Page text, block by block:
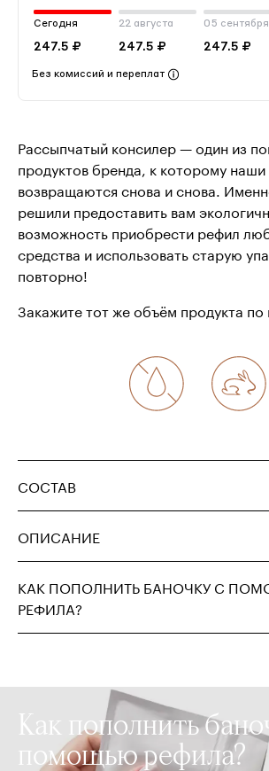
Сегодня
247.5 ₽
22 августа
247.5 ₽
05 сентября
247.5 ₽
Без комиссий и переплат
Рассыпчатый консилер — один из
продуктов бренда, к которому наши
возвращаются снова и снова.
решили предоставить вам
возможность приобрести рефил
средства и использовать старую
повторно!
Закажите тот же объём продукта
СОСТАВ
ОПИСАНИЕ
КАК ПОПОЛНИТЬ БАНОЧКУ С
РЕФИЛА?
Как пополнить
помощью рефила?